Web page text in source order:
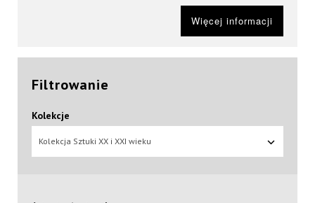
Więcej informacji
Filtrowanie
Kolekcje
Kolekcja Sztuki XX i XXI wieku